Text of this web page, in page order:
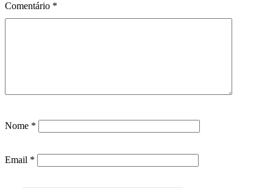
Comentário *
Nome *
Email *